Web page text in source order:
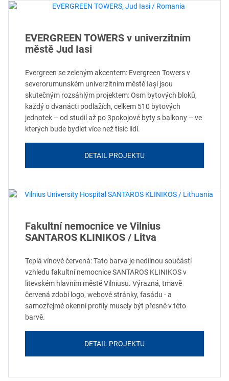
EVERGREEN TOWERS v univerzitním
městě Jud Iasi
Evergreen se zeleným akcentem: Evergreen Towers v
severorumunském univerzitním městě Iași jsou
skutečným rozsáhlým projektem: Osm bytových bloků,
každý o dvanácti podlažích, celkem 510 bytových
jednotek – od studií až po 3pokojové byty s balkony – ve
kterých bude bydlet více než tisíc lidí.
DETAIL PROJEKTU
Fakultní nemocnice ve Vilnius
SANTAROS KLINIKOS / Litva
Teplá vínově červená: Tato barva je nedílnou součástí
vzhledu fakultní nemocnice SANTAROS KLINIKOS v
litevském hlavním městě Vilniusu. Výrazná, tmavě
červená zdobí logo, webové stránky, fasádu - a
samozřejmě okenní profily musely být přesně v této
barvě.
DETAIL PROJEKTU